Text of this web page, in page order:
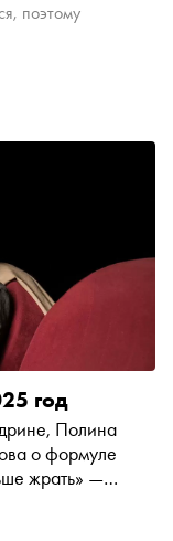
поэтому
год
Полина
о формуле
жрать» —